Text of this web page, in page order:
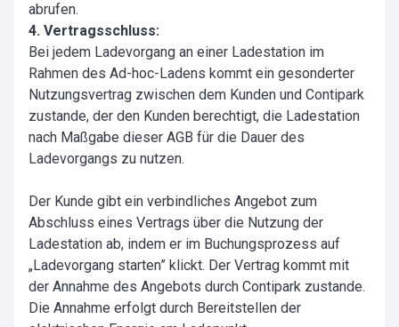
abrufen.
4. Vertragsschluss:
Bei jedem Ladevorgang an einer Ladestation im
Rahmen des Ad-hoc-Ladens kommt ein gesonderter
Nutzungsvertrag zwischen dem Kunden und Contipark
zustande, der den Kunden berechtigt, die Ladestation
nach Maßgabe dieser AGB für die Dauer des
Ladevorgangs zu nutzen.
Der Kunde gibt ein verbindliches Angebot zum
Abschluss eines Vertrags über die Nutzung der
Ladestation ab, indem er im Buchungsprozess auf
„Ladevorgang starten” klickt. Der Vertrag kommt mit
der Annahme des Angebots durch Contipark zustande.
Die Annahme erfolgt durch Bereitstellen der